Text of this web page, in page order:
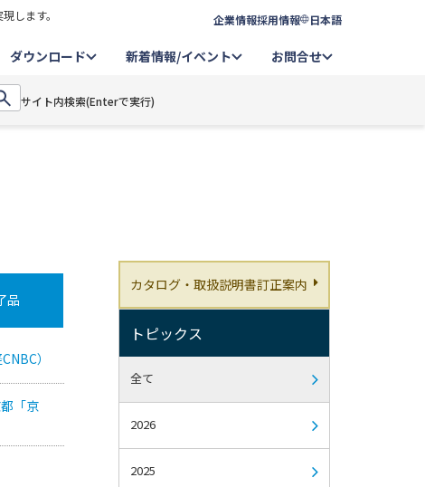
します。 企業情報採用情報 日本語
ダウンロード 新着情報/イベント お問合せ
サイト内検索(Enterで実行)
品
）
「京
カタログ・取扱説明書訂正案内
トピックス
全て
2026
2025